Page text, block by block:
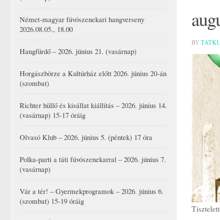
BY
Német-magyar fúvószenekari hangverseny
2026.08.05., 18.00
Hangfürdő – 2026. június 21. (vasárnap)
Horgászbörze a Kultúrház előtt 2026. június 20-án
(szombat)
Richter hüllő és kisállat kiállítás – 2026. június 14.
(vasárnap) 15-17 óráig
Olvasó Klub – 2026. június 5. (péntek) 17 óra
Polka-parti a táti fúvószenekarral – 2026. június 7.
(vasárnap)
Vár a tér! – Gyermekprogramok – 2026. június 6.
(szombat) 15-19 óráig